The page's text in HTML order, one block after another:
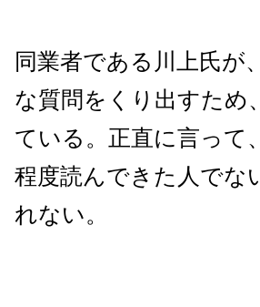
同業者である川上氏が
な質問をくり出すため
ている。正直に言って
程度読んできた人でな
れない。